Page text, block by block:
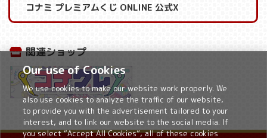
コナミ プレミアムくじ ONLINE 公式X
関連ショップ
Our use of Cookies
We use cookies to make our website work properly. We
also use cookies to analyze the traffic of our website,
to provide you with the advertisement tailored to your
interest, and to link our website to the social media. If
you select “Accept All Cookies”, all of these cookies